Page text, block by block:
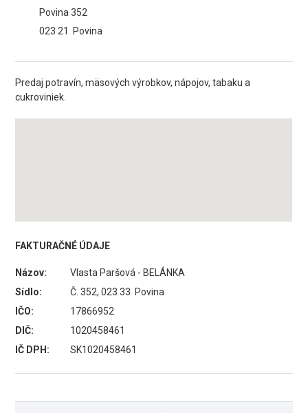
Povina 352
023 21
Povina
Predaj potravín, mäsových výrobkov, nápojov, tabaku a
cukroviniek.
FAKTURAČNÉ ÚDAJE
Názov:
Vlasta Paršová - BELÁNKA
Sídlo:
Č. 352, 023 33 Povina
IČO:
17866952
DIČ:
1020458461
IČ DPH:
SK1020458461